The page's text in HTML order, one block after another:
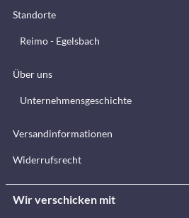
Standorte
Reimo - Egelsbach
Über uns
Unternehmensgeschichte
Versandinformationen
Widerrufsrecht
Wir verschicken mit